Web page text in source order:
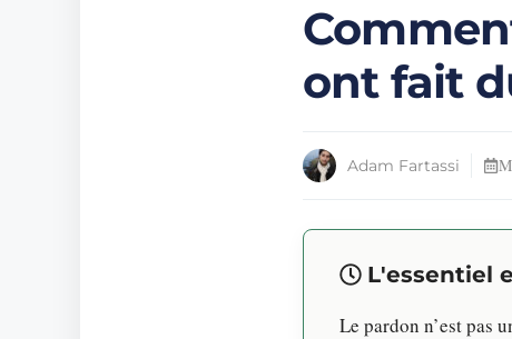
ont fait
Adam Fartassi
L'essentiel
Le pardon n’est pas